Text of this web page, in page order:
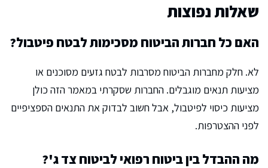
שאלות נפוצות
האם כל חברות הביטוח מסכימות לבטח פיטבול?
לא. חלק מחברות הביטוח מסרבות לבטח גזעים מסוכנים או
מציעות תנאים מוגבלים. החברות שסקרתי במאמר הזה כולן
מציעות כיסוי לפיטבול, אבל חשוב לבדוק את התנאים הספציפיים
לפני ההצטרפות.
מה ההבדל בין ביטוח רפואי לביטוח צד ג'?